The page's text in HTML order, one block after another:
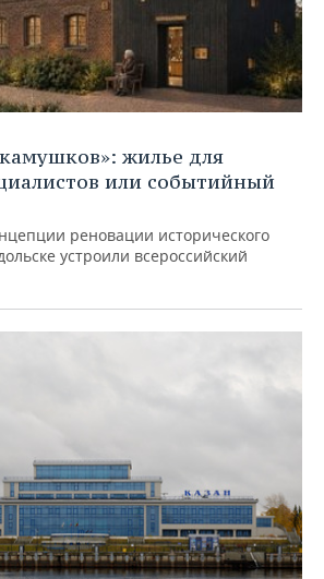
жилье для
или событийный
реновации исторического
устроили всероссийский